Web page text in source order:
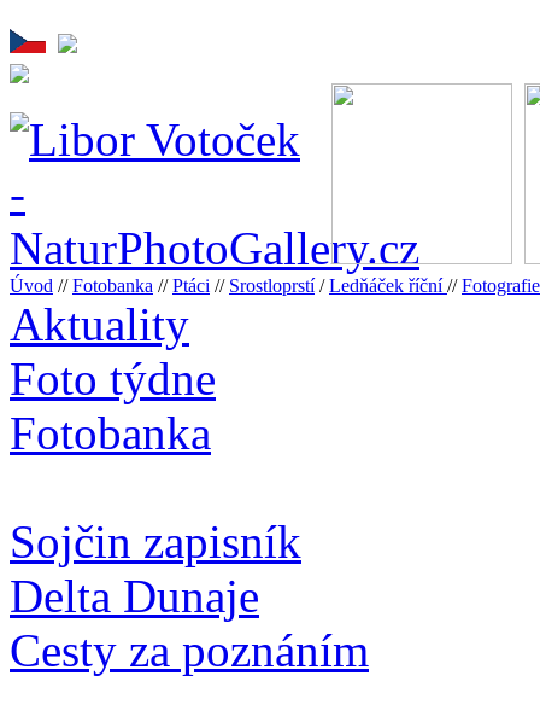
Úvod //Fotobanka //Ptáci // Srostloprstí/Ledňáček říční//
Aktuality
Foto týdne
Fotobanka
Sojčin zapisník
Delta Dunaje
Cesty za poznáním